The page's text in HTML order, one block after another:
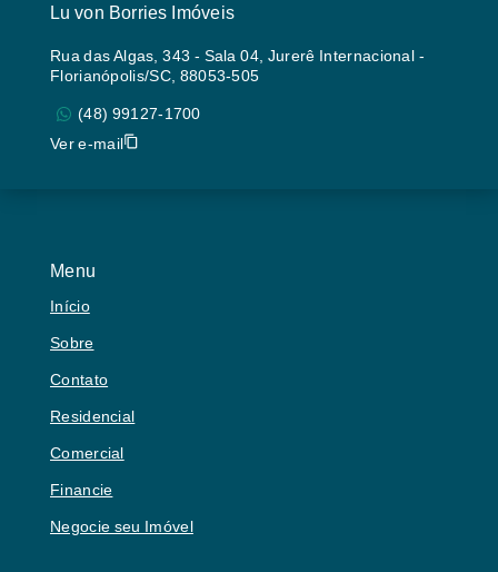
Menu
Início
Sobre
Contato
Residencial
Comercial
Financie
Negocie seu Imóvel
Lu von Borries Imóveis
Rua das Algas, 343 - Sala 04, Jurerê Internacional -
Florianópolis/SC, 88053-505
(48) 99127-1700
Ver e-mail